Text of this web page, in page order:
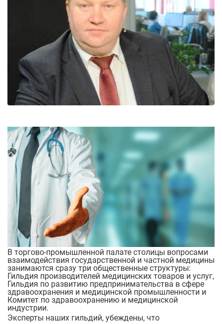
В торгово-промышленной палате столицы вопросами
взаимодействия государственной и частной медицины
занимаются сразу три общественные структуры:
Гильдия производителей медицинских товаров и услуг,
Гильдия по развитию предпринимательства в сфере
здравоохранения и медицинской промышленности и
Комитет по здравоохранению и медицинской
индустрии.
Эксперты наших гильдий, убеждены, что